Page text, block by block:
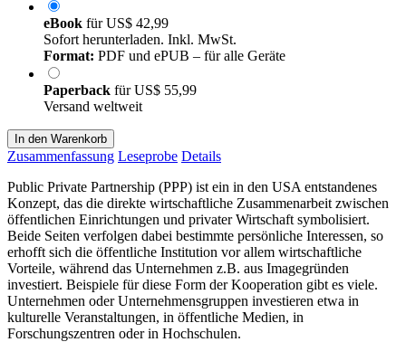
eBook fürUS$ 42,99
Sofort herunterladen. Inkl. MwSt.
Format: PDF und ePUB – für alle Geräte
Paperback fürUS$ 55,99
Versand weltweit
In den Warenkorb
Zusammenfassung Leseprobe Details
Public Private Partnership (PPP) ist ein in den USA entstandenes
Konzept, das die direkte wirtschaftliche Zusammenarbeit zwischen
öffentlichen Einrichtungen und privater Wirtschaft symbolisiert.
Beide Seiten verfolgen dabei bestimmte persönliche Interessen, so
erhofft sich die öffentliche Institution vor allem wirtschaftliche
Vorteile, während das Unternehmen z.B. aus Imagegründen
investiert. Beispiele für diese Form der Kooperation gibt es viele.
Unternehmen oder Unternehmensgruppen investieren etwa in
kulturelle Veranstaltungen, in öffentliche Medien, in
Forschungszentren oder in Hochschulen.